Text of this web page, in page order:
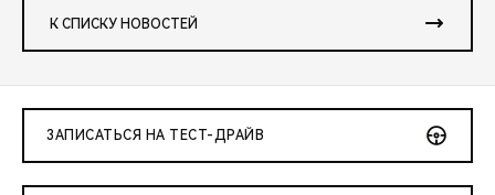
К СПИСКУ НОВОСТЕЙ
ЗАПИСАТЬСЯ НА ТЕСТ-ДРАЙВ